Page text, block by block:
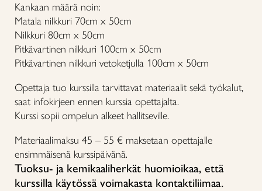
Kankaan määrä noin:
Matala nilkkuri 70cm x 50cm
Nilkkuri 80cm x 50cm
Pitkävartinen nilkkuri 100cm x 50cm
Pitkävartinen nilkkuri vetoketjulla 100cm x 50cm
Opettaja tuo kurssilla tarvittavat materiaalit sekä työkalut,
saat infokirjeen ennen kurssia opettajalta.
Kurssi sopii ompelun alkeet hallitseville.
Materiaalimaksu 45 – 55 € maksetaan opettajalle
ensimmäisenä kurssipäivänä.
Tuoksu- ja kemikaaliherkät huomioikaa, että
kurssilla käytössä voimakasta kontaktiliimaa.